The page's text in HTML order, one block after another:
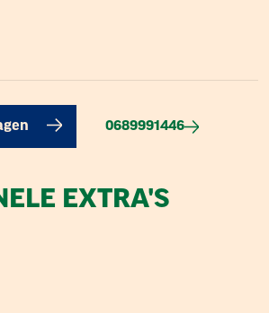
0689991446
EXTRA'S